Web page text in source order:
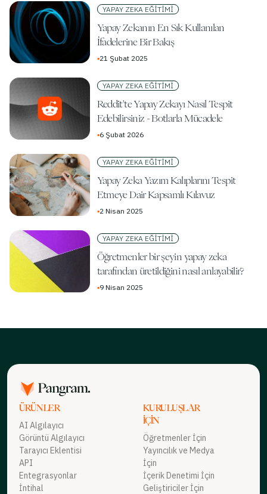
YAPAY ZEKA EĞITIMI
Yapay Zekanın En Sık Kullanılan
İfadelerine Bir Bakış
▪21 Şubat 2025
YAPAY ZEKA EĞITIMI
Reddit'te Yapay Zekayı Nasıl Tespit
Edebilirsiniz - Botlarla Mücadele
▪6 Şubat 2026
YAPAY ZEKA EĞITIMI
Yapay Zeka Yazım Kalıplarını Tespit
Etmeye Dair Kapsamlı Kılavuz
▪2 Nisan 2025
YAPAY ZEKA EĞITIMI
Öğretmenler bir şeyin yapay zeka
tarafından üretildiğini nasıl anlayabilir?
▪9 Nisan 2025
ÜRÜNLER
AI Algılayıcı
Görüntü Algılayıcı
Tarayıcı Eklentisi
API
Entegrasyonlar
İntihal
KURULUŞLAR
İÇIN
Öğretmenler İçin
Yayıncılık ve Medya
İçin
İçerik Denetimi İçin
Geliştiriciler İçin